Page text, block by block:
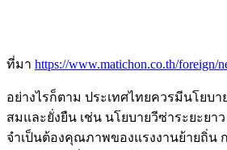
ที่มา https://www.matichon.co.th/foreign/
อย่างไรก็ตาม ประเทศไทยควรมีนโยบ
สมและยั่งยืน เช่น นโยบายวีซ่าระยะยา
จำเป็นต้องคุณภาพของแรงงานย้ายถิ่น